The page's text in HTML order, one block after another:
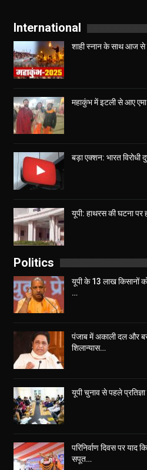
International
शाही स्नान के साथ आज
महाकुंभ में इटली से आए
बड़ा एक्शन: भारत
यूपी: हाथरस की घटना पर
Politics
यूपी के 13 लाख किसानों
…
पंजाब में अकाली दल और
शिलान्यास…
यूपी चुनाव से पहले
परिनिर्वाण दिवस पर
सपूत…